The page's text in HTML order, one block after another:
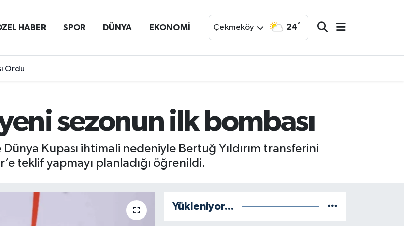
HABER SPOR DÜNYA EKONOMİ Çekmeköy 24°
Ordu
sezonun ilk bombası
Kupası ihtimali nedeniyle Bertuğ Yıldırım transferini
teklif yapmayı planladığı öğrenildi.
Yükleniyor...